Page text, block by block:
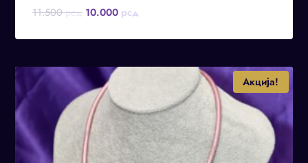
11.500рсд Оригинална
је
11.500 рсд.
10.000 рсдТренутна
је:
Акција!